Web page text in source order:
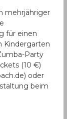
mehrjähriger
für einen
Kindergarten
Party
(10 €)
oder
beim